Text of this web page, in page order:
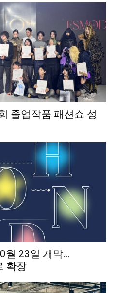
졸업작품 패션쇼 성
월 23일 개막…
확장